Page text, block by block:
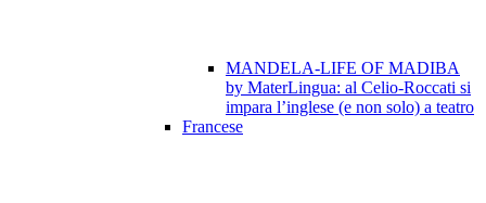
MANDELA-LIFE OF MADIBA
by MaterLingua: al Celio-Roccati si
impara l’inglese (e non solo) a teatro
Francese